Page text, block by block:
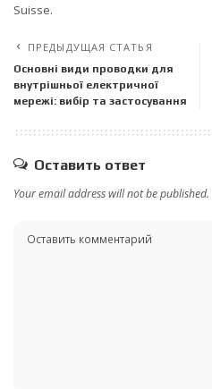
Suisse.
ПРЕДЫДУЩАЯ СТАТЬЯ
Основні види проводки для
внутрішньої електричної
мережі: вибір та застосування
Оставить ответ
Your email address will not be published.